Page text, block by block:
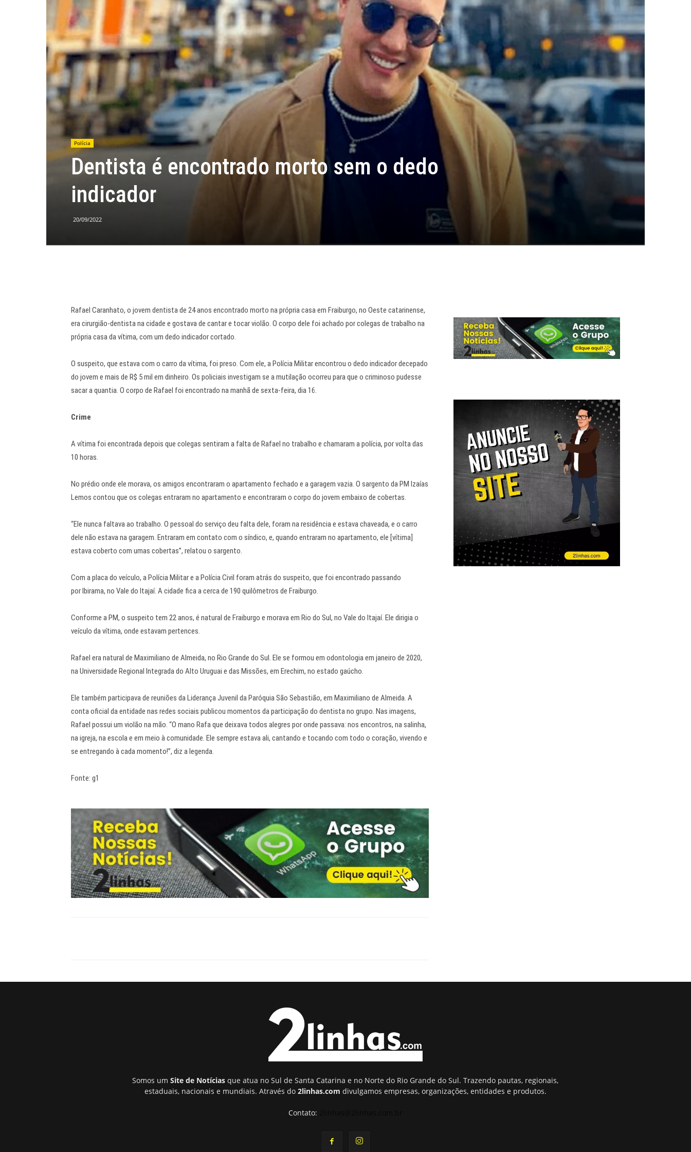
Polícia
Dentista é encontrado morto sem o dedo
indicador
20/09/2022
Rafael Caranhato, o jovem dentista de 24 anos encontrado morto na própria casa em Fraiburgo, no Oeste catarinense,
era cirurgião-dentista na cidade e gostava de cantar e tocar violão. O corpo dele foi achado por colegas de trabalho na
própria casa da vítima, com um dedo indicador cortado.
O suspeito, que estava com o carro da vítima, foi preso. Com ele, a Polícia Militar encontrou o dedo indicador decepado
do jovem e mais de R$ 5 mil em dinheiro. Os policiais investigam se a mutilação ocorreu para que o criminoso pudesse
sacar a quantia. O corpo de Rafael foi encontrado na manhã de sexta-feira, dia 16.
Crime
A vítima foi encontrada depois que colegas sentiram a falta de Rafael no trabalho e chamaram a polícia, por volta das
10 horas.
No prédio onde ele morava, os amigos encontraram o apartamento fechado e a garagem vazia. O sargento da PM Izaías
Lemos contou que os colegas entraram no apartamento e encontraram o corpo do jovem embaixo de cobertas.
“Ele nunca faltava ao trabalho. O pessoal do serviço deu falta dele, foram na residência e estava chaveada, e o carro
dele não estava na garagem. Entraram em contato com o síndico, e, quando entraram no apartamento, ele [vítima]
estava coberto com umas cobertas”, relatou o sargento.
Com a placa do veículo, a Polícia Militar e a Polícia Civil foram atrás do suspeito, que foi encontrado passando
por Ibirama, no Vale do Itajaí. A cidade fica a cerca de 190 quilômetros de Fraiburgo.
Conforme a PM, o suspeito tem 22 anos, é natural de Fraiburgo e morava em Rio do Sul, no Vale do Itajaí. Ele dirigia o
veículo da vítima, onde estavam pertences.
Rafael era natural de Maximiliano de Almeida, no Rio Grande do Sul. Ele se formou em odontologia em janeiro de 2020,
na Universidade Regional Integrada do Alto Uruguai e das Missões, em Erechim, no estado gaúcho.
Ele também participava de reuniões da Liderança Juvenil da Paróquia São Sebastião, em Maximiliano de Almeida. A
conta oficial da entidade nas redes sociais publicou momentos da participação do dentista no grupo. Nas imagens,
Rafael possui um violão na mão. “O mano Rafa que deixava todos alegres por onde passava: nos encontros, na salinha,
na igreja, na escola e em meio à comunidade. Ele sempre estava ali, cantando e tocando com todo o coração, vivendo e
se entregando à cada momento!”, diz a legenda.
Fonte: g1
Somos umSite de Notícias que atua no Sul de Santa Catarina e no Norte do Rio Grande do Sul. Trazendo pautas, regionais,
estaduais, nacionais e mundiais. Através do 2linhas.com divulgamos empresas, organizações, entidades e produtos.
Contato: